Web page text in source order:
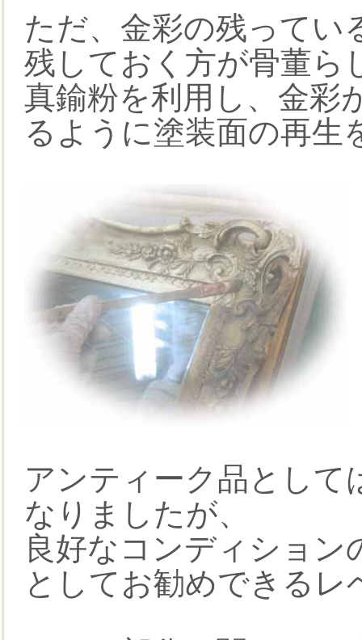
ただ、金彩の残ってい
残しておく方が骨董ら
真鍮粉を利用し、金彩
るように塗装面の再生
アンティーク品として
なりましたが、
良好なコンディショ
としてお勧めできるレ